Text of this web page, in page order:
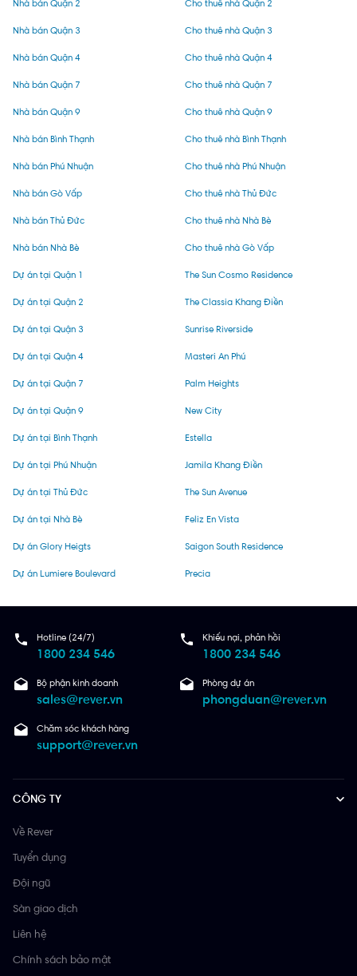
Nhà bán Quận 2
Nhà bán Quận 3
Nhà bán Quận 4
Nhà bán Quận 7
Nhà bán Quận 9
Nhà bán Bình Thạnh
Nhà bán Phú Nhuận
Nhà bán Gò Vấp
Nhà bán Thủ Đức
Nhà bán Nhà Bè
Cho thuê nhà Quận 2
Cho thuê nhà Quận 3
Cho thuê nhà Quận 4
Cho thuê nhà Quận 7
Cho thuê nhà Quận 9
Cho thuê nhà Bình Thạnh
Cho thuê nhà Phú Nhuận
Cho thuê nhà Thủ Đức
Cho thuê nhà Nhà Bè
Cho thuê nhà Gò Vấp
Dự án tại Quận 1
Dự án tại Quận 2
Dự án tại Quận 3
Dự án tại Quận 4
Dự án tại Quận 7
Dự án tại Quận 9
Dự án tại Bình Thạnh
Dự án tại Phú Nhuận
Dự án tại Thủ Đức
Dự án tại Nhà Bè
Dự án Glory Heigts
Dự án Lumiere Boulevard
The Sun Cosmo Residence
The Classia Khang Điền
Sunrise Riverside
Masteri An Phú
Palm Heights
New City
Estella
Jamila Khang Điền
The Sun Avenue
Feliz En Vista
Saigon South Residence
Precia
Hotline (24/7)
1800 234 546
Khiếu nại, phản hồi
1800 234 546
Bộ phận kinh doanh
sales@rever.vn
Phòng dự án
phongduan@rever.vn
Chăm sóc khách hàng
support@rever.vn
CÔNG TY
Về Rever
Tuyển dụng
Đội ngũ
Sàn giao dịch
Liên hệ
Chính sách bảo mật